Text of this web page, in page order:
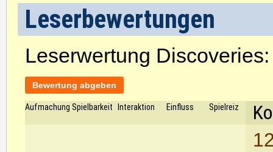
Leserbewertungen
Leserwertung
Bewertung abgeben
Aufmachung Spielbarkeit Interaktion Einfluss Spielreiz